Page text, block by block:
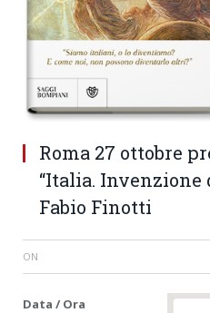
Roma 27 ottobre
“Italia. Invenzione
Fabio Finotti
ON
Data / Ora